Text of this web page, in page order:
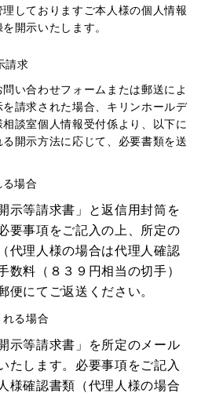
しておりますご本人様の個人情報
開示いたします。
請求
い合わせフォームまたは郵送によ
請求された場合、キリンホールデ
談室個人情報受付係より、以下に
開示方法に応じて、必要書類を送
場合
示等請求書」と返信用封筒を
要事項をご記入の上、所定の
代理人様の場合は代理人確認
数料（８３９円相当の切手）
便にてご返送ください。
る場合
示等請求書」を所定のメール
たします。必要事項をご記入
様確認書類（代理人様の場合